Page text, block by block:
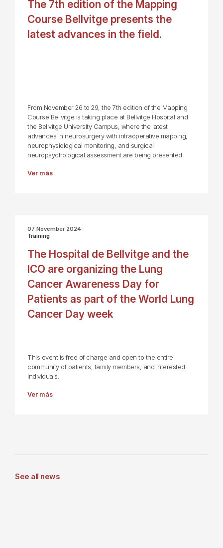
The 7th edition of the Mapping
Course Bellvitge presents the
latest advances in the field.
From November 26 to 29, the 7th edition of the Mapping
Course Bellvitge is taking place at Bellvitge Hospital and
the Bellvitge University Campus, where the latest
advances in neurosurgery with intraoperative mapping,
neurophysiological monitoring, and surgical
neuropsychological assessment are being presented.
Ver más
07 November 2024
Training
The Hospital de Bellvitge and the
ICO are organizing the Lung
Cancer Awareness Day for
Patients as part of the World Lung
Cancer Day week
This event is free of charge and open to the entire
community of patients, family members, and interested
individuals.
Ver más
See all news